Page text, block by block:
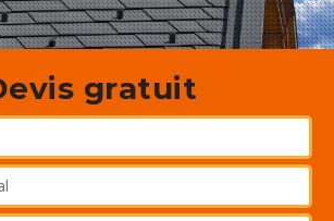
gratuit